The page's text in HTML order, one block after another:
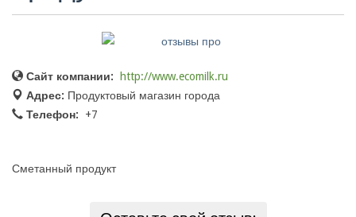
Сайт компании:
http://www.ecomilk.ru
Адрес: Продуктовый магазин города
Телефон:
+7
Сметанный продукт